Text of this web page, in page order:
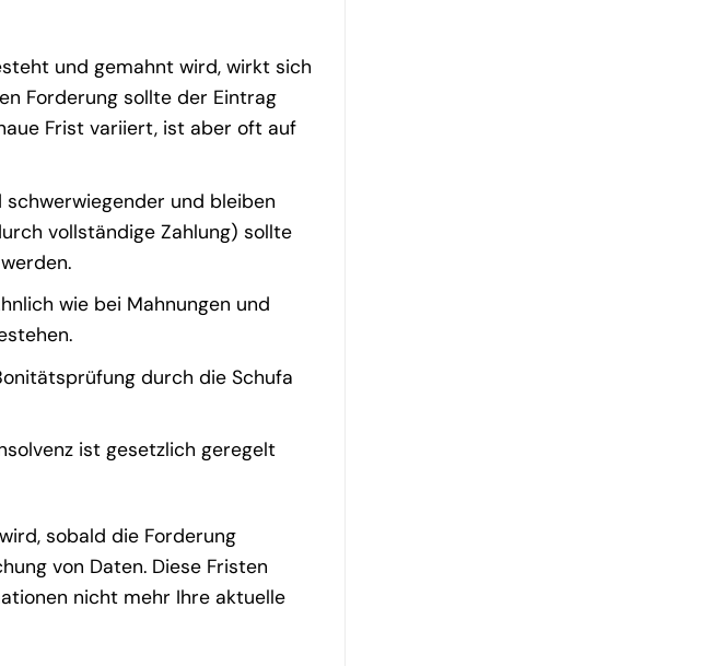
und gemahnt wird, wirkt sich
Forderung sollte der Eintrag
Frist variiert, ist aber oft auf
und bleiben
vollständige Zahlung) sollte
wie bei Mahnungen und
durch die Schufa
ist gesetzlich geregelt
sobald die Forderung
von Daten. Diese Fristen
nicht mehr Ihre aktuelle